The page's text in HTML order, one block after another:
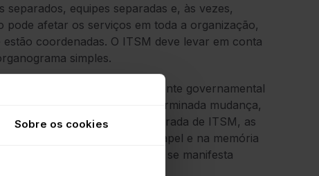
Sobre os cookies
equipes separadas e, às vezes,
pode afetar os serviços em toda a organização,
coordenadas. O ITSM deve levar em conta
simples.
na infraestrutura em um ambiente governamental
quem aprovou uma determinada mudança,
de uma plataforma estruturada de ITSM, as
de e-mails, formulários em papel e na memória
O custo dessa fragilidade só se manifesta